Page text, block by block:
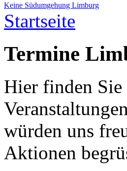
Keine Südumgehung Limburg
Startseite
Termine
Hier finden
würden uns
Aktionen